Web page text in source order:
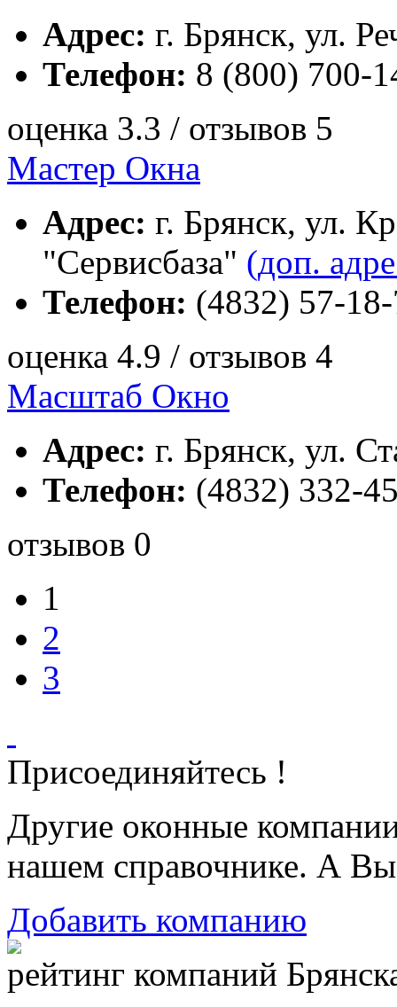
Адрес: г. Брянск, ул.
Телефон: 8 (800) 700-
оценка 3.3 / отзывов 5
Мастер Окна
Адрес: г. Брянск, ул.
"Сервисбаза" (доп.
Телефон: (4832) 57-
оценка 4.9 / отзывов 4
Масштаб Окно
Адрес: г. Брянск, ул.
Телефон: (4832) 332-
отзывов 0
1
2
3
Присоединяйтесь !
Другие оконные
нашем справочнике. А
Добавить компанию
рейтинг компаний